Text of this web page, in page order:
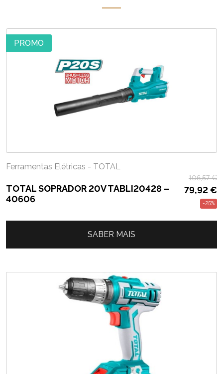
PROMO
Ferramentas Elétricas - TOTAL
TOTAL SOPRADOR 20V TABLI20428 –
40606
106,57€
79,92 €
-25%
SABER MAIS